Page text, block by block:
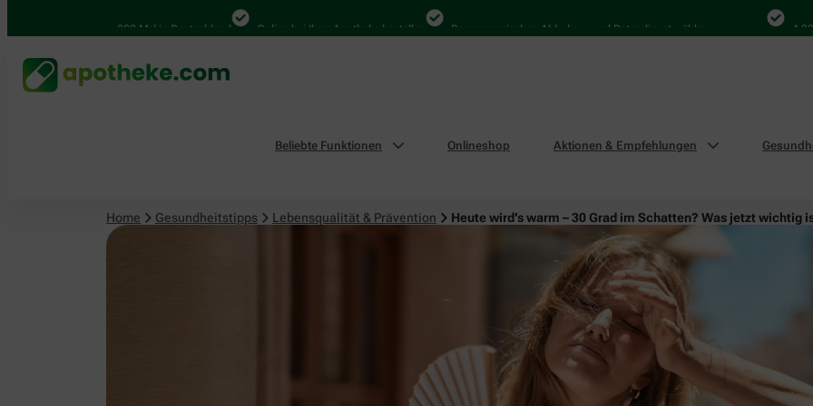
4.000 Mal in Deutschland Online bei Ihrer Apotheke bestellen Bequem zwischen Abholung und Botendienst wählen 4.000 Mal
Beliebte Funktionen Onlineshop Aktionen & Empfehlungen
Home Gesundheitstipps Lebensqualität & Prävention Heute wird’s warm – 30 Grad im Schatten? Was jetzt wichtig
Lebensqualität & Prävention